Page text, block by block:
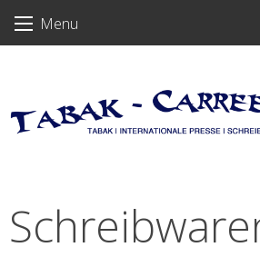
Menu